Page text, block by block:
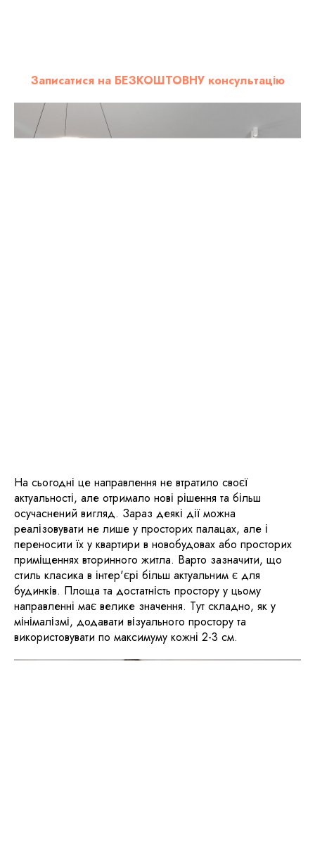
Записатися на БЕЗКОШТОВНУ консультацію
На сьогодні це направлення не втратило своєї
актуальності, але отримало нові рішення та більш
осучаснений вигляд. Зараз деякі дії можна
реалізовувати не лише у просторих палацах, але і
переносити їх у квартири в новобудовах або просторих
приміщеннях вторинного житла. Варто зазначити, що
стиль класика в інтер'єрі більш актуальним є для
будинків. Площа та достатність простору у цьому
направленні має велике значення. Тут складно, як у
мінімалізмі, додавати візуального простору та
використовувати по максимуму кожні 2-3 см.